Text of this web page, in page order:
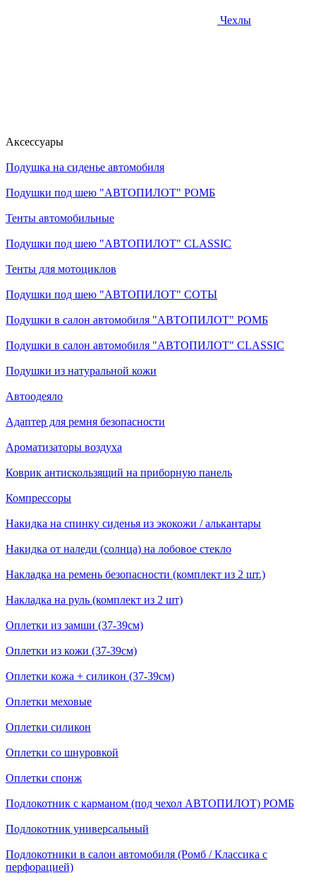
Чехлы
Аксессуары
Подушка на сиденье автомобиля
Подушки под шею "АВТОПИЛОТ" РОМБ
Тенты автомобильные
Подушки под шею "АВТОПИЛОТ" CLASSIC
Тенты для мотоциклов
Подушки под шею "АВТОПИЛОТ" СОТЫ
Подушки в салон автомобиля "АВТОПИЛОТ" РОМБ
Подушки в салон автомобиля "АВТОПИЛОТ" CLASSIC
Подушки из натуральной кожи
Автоодеяло
Адаптер для ремня безопасности
Ароматизаторы воздуха
Коврик антискользящий на приборную панель
Компрессоры
Накидка на спинку сиденья из экокожи / алькантары
Накидка от наледи (солнца) на лобовое стекло
Накладка на ремень безопасности (комплект из 2 шт.)
Накладка на руль (комплект из 2 шт)
Оплетки из замши (37-39см)
Оплетки из кожи (37-39см)
Оплетки кожа + силикон (37-39см)
Оплетки меховые
Оплетки силикон
Оплетки со шнуровкой
Оплетки спонж
Подлокотник с карманом (под чехол АВТОПИЛОТ) РОМБ
Подлокотник универсальный
Подлокотники в салон автомобиля (Ромб / Классика с
перфорацией)